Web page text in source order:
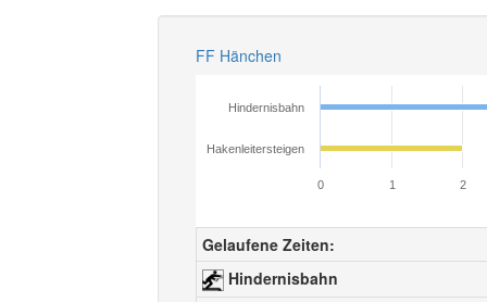
FF Hänchen
Hindernisbahn
Hakenleitersteigen
0 1 2
Gelaufene Zeiten:
Hindernisbahn